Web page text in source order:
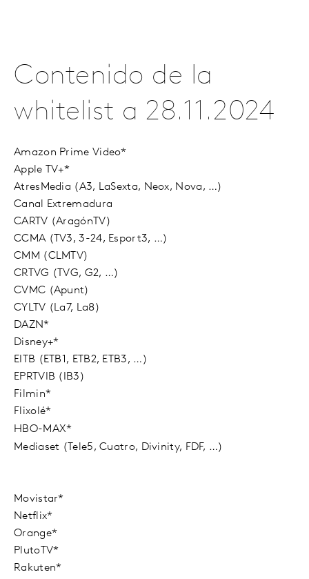
Contenido de la
whitelist a 28.11.2024
Amazon Prime Video*
Apple TV+*
AtresMedia (A3, LaSexta, Neox, Nova, …)
Canal Extremadura
CARTV (AragónTV)
CCMA (TV3, 3-24, Esport3, …)
CMM (CLMTV)
CRTVG (TVG, G2, …)
CVMC (Apunt)
CYLTV (La7, La8)
DAZN*
Disney+*
EITB (ETB1, ETB2, ETB3, …)
EPRTVIB (IB3)
Filmin*
Flixolé*
HBO-MAX*
Mediaset (Tele5, Cuatro, Divinity, FDF, …)
Movistar*
Netflix*
Orange*
PlutoTV*
Rakuten*